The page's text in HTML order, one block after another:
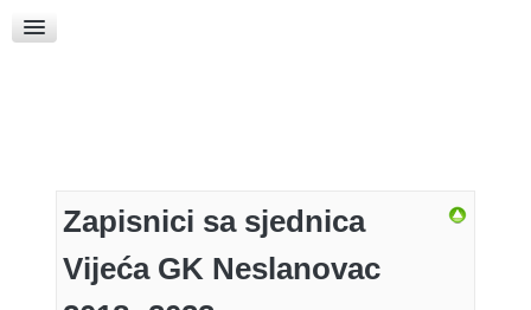
Zapisnici sa sjednica
Vijeća GK Neslanovac